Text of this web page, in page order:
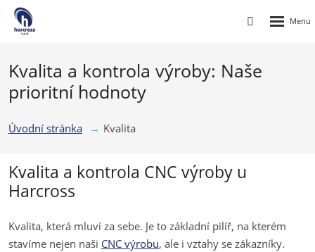
Vyhledávání
Kvalita a kontrola výroby: Naše
prioritní hodnoty
Úvodní stránka Kvalita
Kvalita a kontrola CNC výroby u
Harcross
Kvalita, která mluví za sebe. Je to základní pilíř, na kterém
stavíme nejen naši CNC výrobu, ale i vztahy se zákazníky.